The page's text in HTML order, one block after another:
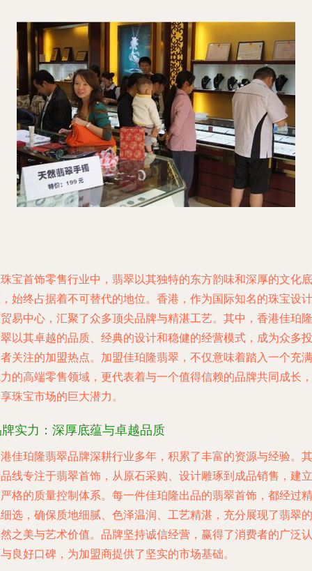
宝首饰零售行业中，翡翠以其独特的东方韵味和深厚的文化底
始终占据着不可替代的地位。香港，作为国际知名的珠宝设计
易中心，汇聚了众多顶尖品牌与精湛工艺。其中，香港佳珀隆
以其卓越的品质、经典的设计和稳健的经营模式，成为众多投
关注的加盟热点。加盟佳珀隆翡翠，不仅意味着踏入一个充满
的高端零售领域，更代表着与一个值得信赖的品牌共同成长，
珠宝市场的巨大潜力。
实力：深厚底蕴与卓越品质
佳珀隆翡翠品牌深耕行业多年，积累了丰富的资源与经验。其
线专注于翡翠首饰，从原石采购、设计雕琢到成品销售，建立
格的质量控制体系。每一件佳珀隆出品的翡翠首饰，都经过精
选，确保质地细腻、色泽温润、工艺精湛，充分展现了翡翠的
之美与艺术价值。品牌坚持诚信经营，赢得了消费者的广泛认
良好口碑，为加盟商提供了坚实的市场基础。